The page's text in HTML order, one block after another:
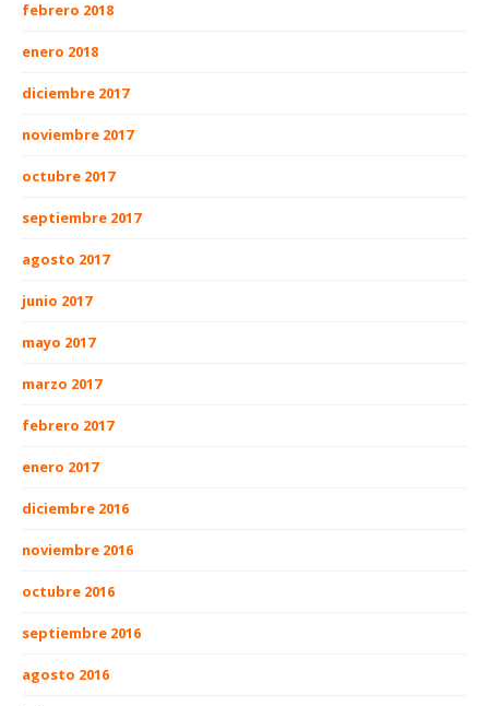
febrero 2018
enero 2018
diciembre 2017
noviembre 2017
octubre 2017
septiembre 2017
agosto 2017
junio 2017
mayo 2017
marzo 2017
febrero 2017
enero 2017
diciembre 2016
noviembre 2016
octubre 2016
septiembre 2016
agosto 2016